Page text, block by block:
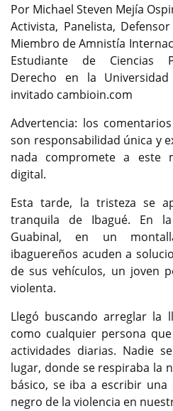
Por Michael Steven Mejía
Activista, Panelista,
Miembro de Amnistía
Estudiante de Ciencias
Derecho en la Universidad
invitado cambioin.com
Advertencia: los
son responsabilidad única y
nada compromete a este
digital.
Esta tarde, la tristeza se
tranquila de Ibagué. En
Guabinal, en un
ibaguereños acuden a
de sus vehículos, un joven
violenta.
Llegó buscando arreglar la
como cualquier persona
actividades diarias. Nadie
lugar, donde se respiraba la
básico, se iba a escribir
negro de la violencia en